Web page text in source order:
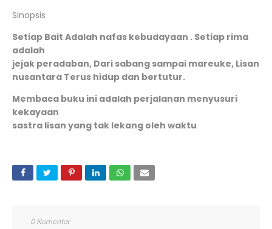
Sinopsis
Setiap Bait Adalah nafas kebudayaan . Setiap rima
adalah
jejak peradaban, Dari sabang sampai mareuke, Lisan
nusantara Terus hidup dan bertutur.
Membaca buku ini adalah perjalanan menyusuri
kekayaan
sastra lisan yang tak lekang oleh waktu
0 Komentar